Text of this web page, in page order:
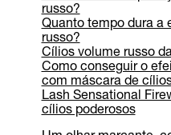
russo?
Quanto tempo dura a
russo?
Cílios volume russo
Como conseguir o
com máscara de
Lash Sensational
cílios poderosos